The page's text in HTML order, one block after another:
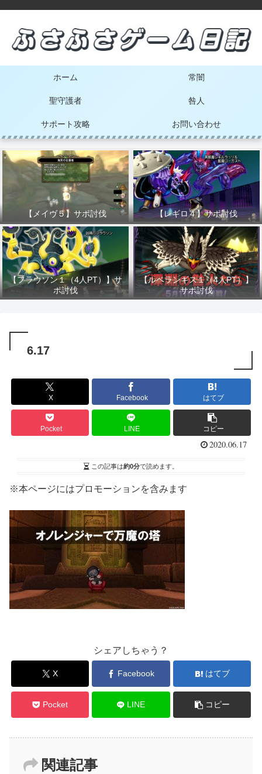
ホーム 常闇
聖守護者 咎人
サポート攻略 お問い合わせ
【メイヴ５】サポ討伐 【レギロ４】サポ討伐
【フラウソン１（4人PT）】サ
ポ討伐
【ルベランギス１（4人PT）】
サポ討伐
6.17
X Facebook はてブ
Pocket LINE コピー
2020.06.17
この記事は約0分で読めます。
※本ページにはプロモーションを含みます
シェアしちゃう？
X Facebook はてブ
Pocket LINE コピー
関連記事